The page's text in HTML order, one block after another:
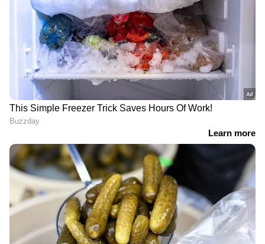
'യു ടേൺ അടിച്ച്
സർക്കാർ', ഗുരുവായൂർ
ദേവസ്വം
ബോർഡിലേക്കുളള
നിയമനങ്ങളിൽ
ഉദ്യോഗാർത്ഥികൾക്ക്
തിരിച്ചടി, യുഡിഎഫിന്
ഉദ്യോഗാർത്ഥികൾ
അപര്‍ണ പ്രഭാകറിന് ഒന്നാം
റാങ്ക്, ഇസാ ബിജുവിനും
എസ് കൃഷ്ണകുമാറിനും
രണ്ടും മൂന്നും റാങ്കുകൾ;
പ്രസ് ക്ലബ് ജേണലിസം
ഫലം പ്രഖ്യാപിച്ചു
സ്‌ഫടികത്തിലെ മണിയടി
യന്ത്രം മുതൽ റോബോട്ട്
വരെ, ഒറ്റ മോട്ടോറിൽ
വിസ്മയം തീർത്ത് ലെവിൻ,
പരീക്ഷകളുടെ വിശ്വാസ്യത
നിലനിറുത്തണം,
വിദ്യാഭ്യാസ രംഗത്ത് ടാസ്ക്
ഫോഴ്സ് ,